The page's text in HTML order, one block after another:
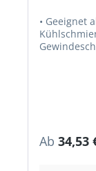
• Geeignet
Kühlschmierstoff • Ideal
Ab 34,53